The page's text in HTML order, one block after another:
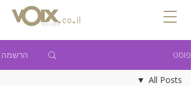
.co.il
פוסט הרשמה
All Posts